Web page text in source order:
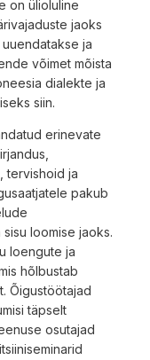
on ülioluline
jaoks
ja
võimet mõista
dialekte ja
siin.
erinevate
tervishoid ja
pakub
loomise jaoks.
loengute ja
hõlbustab
Õigustöötajad
täpselt
osutajad